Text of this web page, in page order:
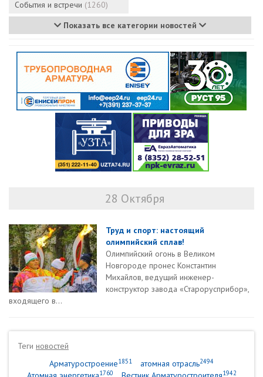
События и встречи (1260)
Показать все категории новостей
28 Октября
Труд и спорт: настоящий
олимпийский сплав!
Олимпийский огонь в Великом
Новгороде пронес Константин
Михайлов, ведущий инженер-
конструктор завода «Старорусприбор»,
входящего в...
Теги новостей
Арматуростроение1851 атомная отрасль2494
1760 1942